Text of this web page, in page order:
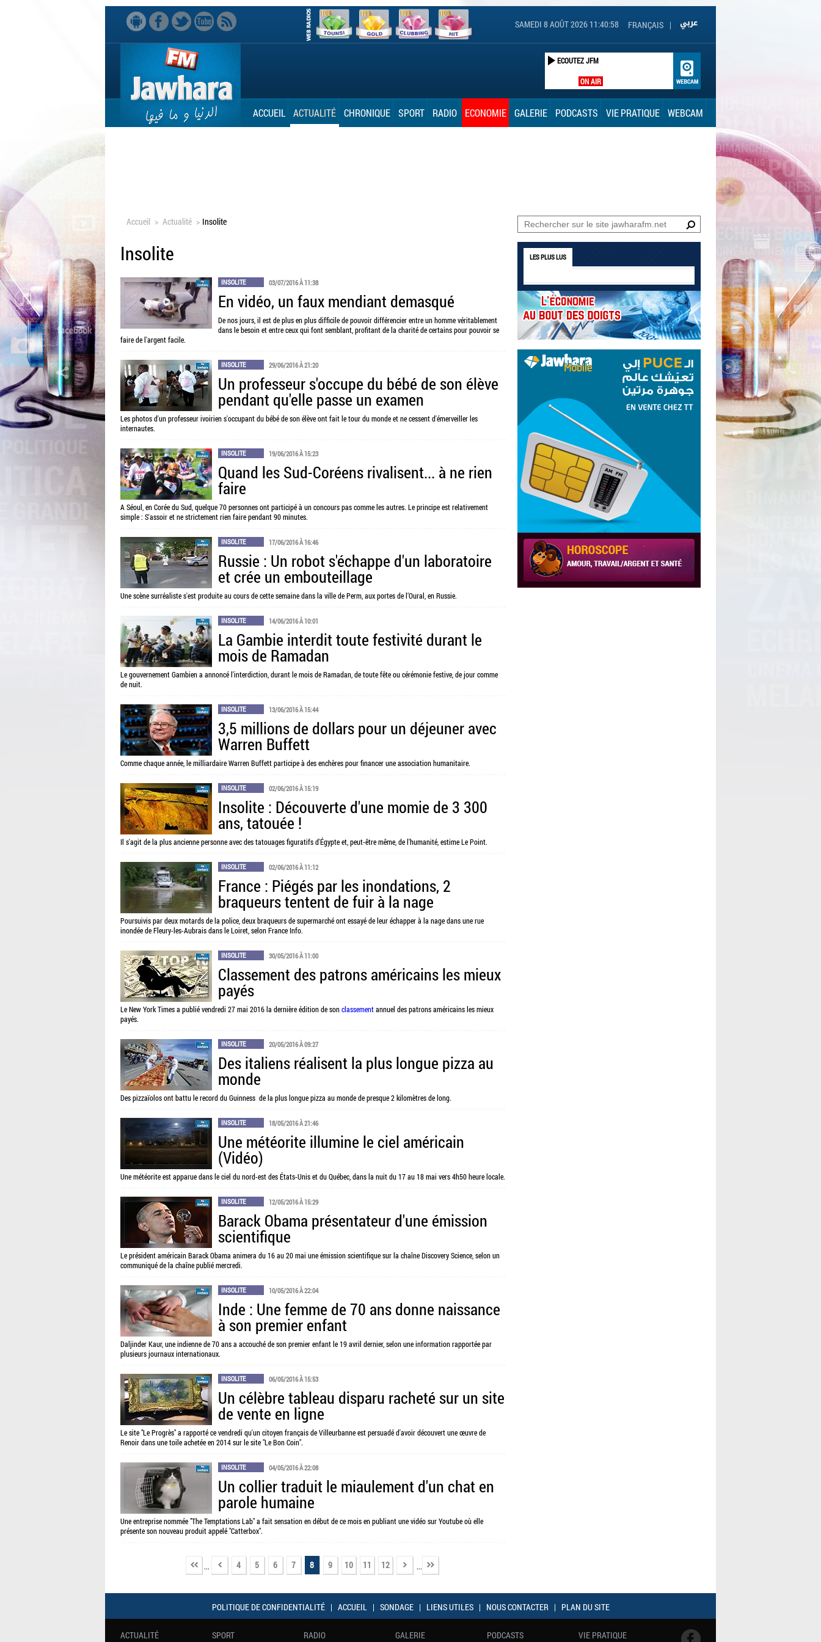
FRANÇAIS |
SAMEDI 8 AOÛT 2026 11:40:59
ON AIR
ECOUTEZ JFM
ACCUEIL ACTUALITÉ CHRONIQUE SPORT RADIO ECONOMIE GALERIE PODCASTS VIE PRATIQUE WEBCAM
Accueil > Actualité > Insolite
Insolite
INSOLITE 03/07/2016 À 11:38
En vidéo, un faux mendiant demasqué
De nos jours, il est de plus en plus difficile de pouvoir différencier entre un homme véritablement
dans le besoin et entre ceux qui font semblant, profitant de la charité de certains pour pouvoir se
faire de l'argent facile.
INSOLITE 29/06/2016 À 21:20
Un professeur s'occupe du bébé de son élève
pendant qu'elle passe un examen
Les photos d'un professeur ivoirien s'occupant du bébé de son élève ont fait le tour du monde et ne cessent d'émerveiller les
internautes.
INSOLITE 19/06/2016 À 15:23
Quand les Sud-Coréens rivalisent... à ne rien
faire
A Séoul, en Corée du Sud, quelque 70 personnes ont participé à un concours pas comme les autres. Le principe est relativement
simple : S'assoir et ne strictement rien faire pendant 90 minutes.
INSOLITE 17/06/2016 À 16:46
Russie : Un robot s'échappe d'un laboratoire
et crée un embouteillage
Une scène surréaliste s'est produite au cours de cette semaine dans la ville de Perm, aux portes de l’Oural, en Russie.
INSOLITE 14/06/2016 À 10:01
La Gambie interdit toute festivité durant le
mois de Ramadan
Le gouvernement Gambien a annoncé l'interdiction, durant le mois de Ramadan, de toute fête ou cérémonie festive, de jour comme
de nuit.
INSOLITE 13/06/2016 À 15:44
3,5 millions de dollars pour un déjeuner avec
Warren Buffett
Comme chaque année, le milliardaire Warren Buffett participe à des enchères pour financer une association humanitaire.
INSOLITE 02/06/2016 À 15:19
Insolite : Découverte d'une momie de 3 300
ans, tatouée !
Il s'agit de la plus ancienne personne avec des tatouages figuratifs d'Égypte et, peut-être même, de l'humanité, estime Le Point.
INSOLITE 02/06/2016 À 11:12
France : Piégés par les inondations, 2
braqueurs tentent de fuir à la nage
Poursuivis par deux motards de la police, deux braqueurs de supermarché ont essayé de leur échapper à la nage dans une rue
inondée de Fleury-les-Aubrais dans le Loiret, selon France Info.
INSOLITE 30/05/2016 À 11:00
Classement des patrons américains les mieux
payés
Le New York Times a publié vendredi 27 mai 2016 la dernière édition de sonclassementannuel des patrons américains les mieux
payés.
INSOLITE 20/05/2016 À 09:27
Des italiens réalisent la plus longue pizza au
monde
Des pizzaïolos ont battu le record du Guinness de la plus longue pizza au monde de presque 2 kilomètres de long.
INSOLITE 18/05/2016 À 21:46
Une météorite illumine le ciel américain
(Vidéo)
Une météorite est apparue dans le ciel du nord-est des États-Unis et du Québec, dans la nuit du 17 au 18 mai vers 4h50 heure locale.
INSOLITE 12/05/2016 À 15:29
Barack Obama présentateur d'une émission
scientifique
Le président américain Barack Obama animera du 16 au 20 mai une émission scientifique sur la chaîne Discovery Science, selon un
communiqué de la chaîne publié mercredi.
INSOLITE 10/05/2016 À 22:04
Inde : Une femme de 70 ans donne naissance
à son premier enfant
Daljinder Kaur, une indienne de 70 ans a accouché de son premier enfant le 19 avril dernier, selon une information rapportée par
plusieurs journaux internationaux.
INSOLITE 06/05/2016 À 15:53
Un célèbre tableau disparu racheté sur un site
de vente en ligne
Le site "Le Progrès" a rapporté ce vendredi qu'un citoyen français de Villeurbanne est persuadé d'avoir découvert une œuvre de
Renoir dans une toile achetée en 2014 sur le site "Le Bon Coin".
INSOLITE 04/05/2016 À 22:08
Un collier traduit le miaulement d'un chat en
parole humaine
Une entreprise nommée "The Temptations Lab" a fait sensation en début de ce mois en publiant une vidéo sur Youtube où elle
présente son nouveau produit appelé "Catterbox".
... 4 5 6 7 8 9 10 11 12 ...
LES PLUS LUS
POLITIQUE DE CONFIDENTIALITÉ | ACCUEIL | SONDAGE | LIENS UTILES | NOUS CONTACTER | PLAN DU SITE
ACTUALITÉ SPORT RADIO GALERIE PODCASTS VIE PRATIQUE